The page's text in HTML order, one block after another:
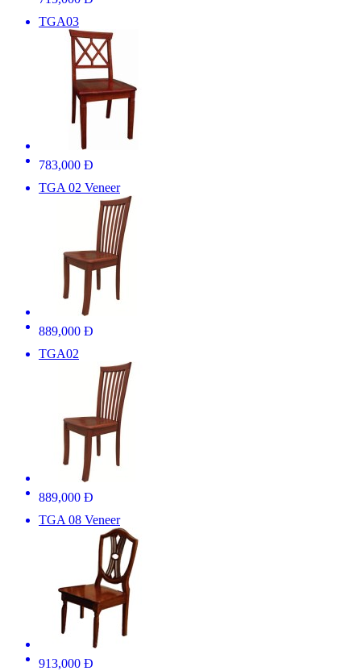
TGA03
783,000 Đ
TGA 02 Veneer
889,000 Đ
TGA02
889,000 Đ
TGA 08 Veneer
913,000 Đ